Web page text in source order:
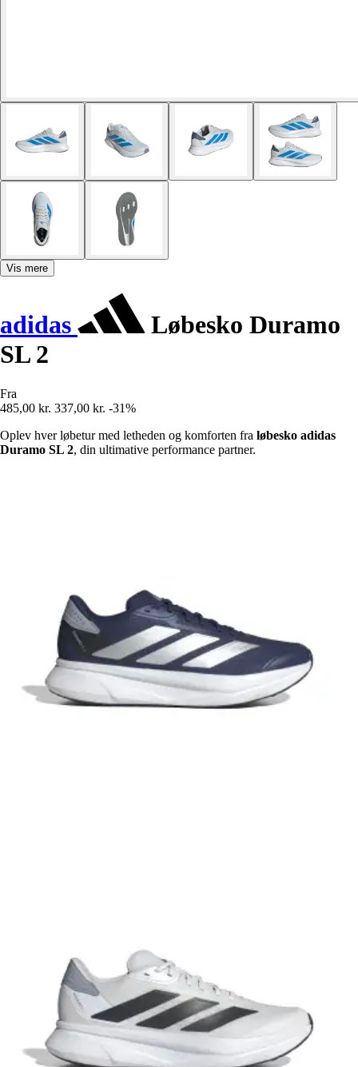
Vis mere
adidas
Løbesko Duramo
SL 2
Fra
485,00 kr. 337,00 kr. -31%
Oplev hver løbetur med letheden og komforten fra løbesko adidas
Duramo SL 2, din ultimative performance partner.